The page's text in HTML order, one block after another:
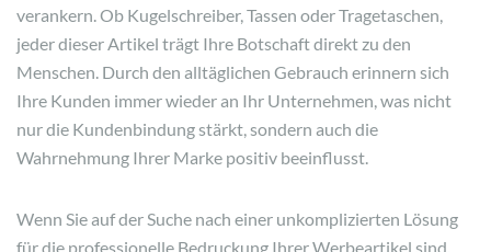
verankern. Ob Kugelschreiber, Tassen oder Tragetaschen,
jeder dieser Artikel trägt Ihre Botschaft direkt zu den
Menschen. Durch den alltäglichen Gebrauch erinnern sich
Ihre Kunden immer wieder an Ihr Unternehmen, was nicht
nur die Kundenbindung stärkt, sondern auch die
Wahrnehmung Ihrer Marke positiv beeinflusst.
Wenn Sie auf der Suche nach einer unkomplizierten Lösung
für die professionelle Bedruckung Ihrer Werbeartikel sind,